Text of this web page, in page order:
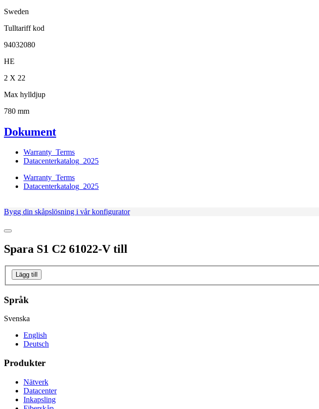
Sweden
Tulltariff kod
94032080
HE
2 X 22
Max hylldjup
780 mm
Dokument
Warranty_Terms
Datacenterkatalog_2025
Warranty_Terms
Datacenterkatalog_2025
Bygg din skåpslösning i vår konfigurator
Spara S1 C2 61022-V till
Lägg till
Språk
Svenska
English
Deutsch
Produkter
Nätverk
Datacenter
Inkapsling